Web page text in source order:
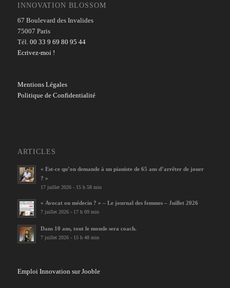
INNOVATION BLOSSOM
67 Boulevard des Invalides
75007 Paris
Tél. 00 33 9 69 80 95 44
Ecrivez-moi !
Mentions Légales
Politique de Confidentialité
ARTICLES
« Est-ce qu’on demande à un pianiste de 65 ans d’arrêter de jouer
? »
17 juillet 2026 - 15 h 58 min
« Avocat ou médecin ? » – Le journal des femmes – Juillet 2026
7 juillet 2026 - 17 h 09 min
Dans 10 ans, tout le monde sera coach.
7 juillet 2026 - 15 h 48 min
Emploi Innovation sur Jooble